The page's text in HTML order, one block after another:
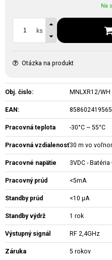
Na
ks
Otázka na produkt
Obj. čislo: MNLXR12/WH
EAN:
Pracovná teplota -30°C ~ 55°C
Pracovná vzdialenosť30 m vo
Pracovné napätie 3VDC - Batéria
Pracovný prúd <5mA
Standby prúd <10 µA
Standby výdrž 1 rok
Výstupný signál RF 2,4GHz
Záruka 5 rokov